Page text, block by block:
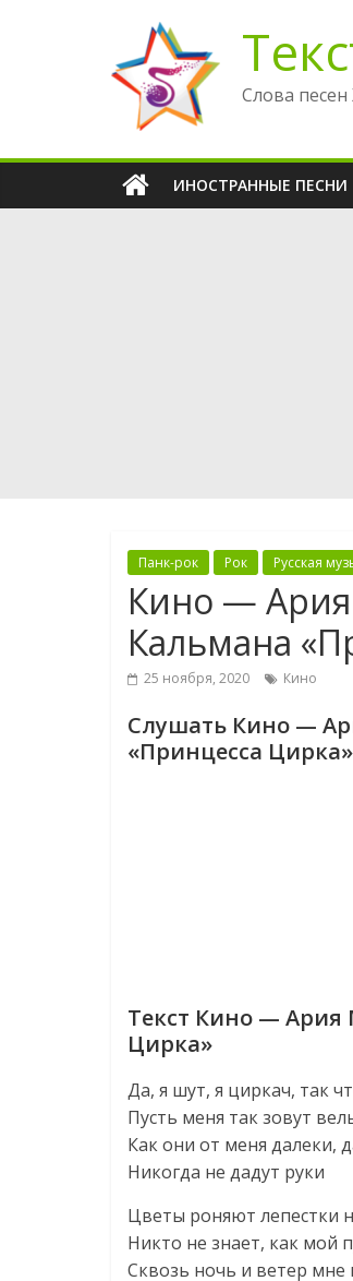
содержимому
Слова
ИНОСТРАННЫЕ ПЕСНИ
Панк-рок Рок Русская
Кино —
Кальмана
25 ноября, 2020 Кино
Слушать Кино —
«Принцесса Цирка»
Текст Кино — Ария
Цирка»
Да, я шут, я циркач, так
Пусть меня так зовут
Как они от меня далеки,
Никогда не дадут руки
Цветы роняют лепестки
Никто не знает, как мой
Сквозь ночь и ветер мне